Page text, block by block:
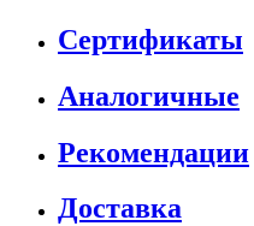
Сертификаты
Аналогичные
Рекомендации
Доставка